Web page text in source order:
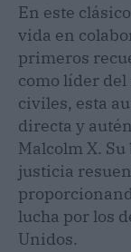
En este
vida en
primeros
como líder
civiles, esta
directa y
Malcolm X.
justicia
lucha por los
Unidos.